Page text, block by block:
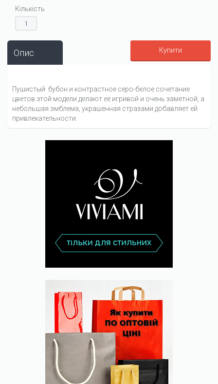
Кількість
Купити
Опис
Пушистый бубон и контрастное серо-белое сочетание
цветов этой модели делают её игривой и очень заметной, а
небольшая эмблема, украшенная стразами добавляет ей
привлекательности.